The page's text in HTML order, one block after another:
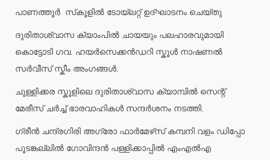
പാണത്തൂർ സ്‌കൂളിൽ ടോയ്ലറ്റ് ഉദ്ഘാടനം ചെയ്തു
ദുരിതാശ്വാസ ക്യാംപിൽ ചായയും പലഹാരവുമായി
കൊട്ടോടി ഗവ. ഹയർസെക്കൻഡറി സ്കൂൾ നാഷണൽ
സർവീസ് സ്കീം അംഗങ്ങൾ.
ചുള്ളിക്കര സ്കൂളിലെ ദുരിതാശ്വാസ ക്യാമ്പിൽ സെന്റ്
മേരീസ് ചർച്ച് ഭാരവാഹികൾ സന്ദർശനം നടത്തി.
ഗ്രീൻ ചന്ദ്രഗിരി അഗ്രോ ഫാർമേഴ്‌സ് കമ്പനി വളം ഡിപ്പോ
പൂടങ്കല്ലിൽ ഗോവിന്ദൻ പള്ളിക്കാപ്പിൽ എംഎൽഎ